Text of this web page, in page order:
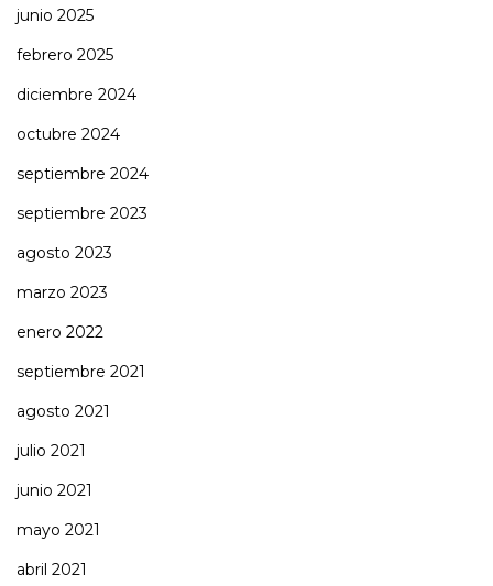
junio 2025
febrero 2025
diciembre 2024
octubre 2024
septiembre 2024
septiembre 2023
agosto 2023
marzo 2023
enero 2022
septiembre 2021
agosto 2021
julio 2021
junio 2021
mayo 2021
abril 2021